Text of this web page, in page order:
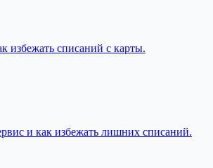
избежать списаний с карты.
и как избежать лишних списаний.